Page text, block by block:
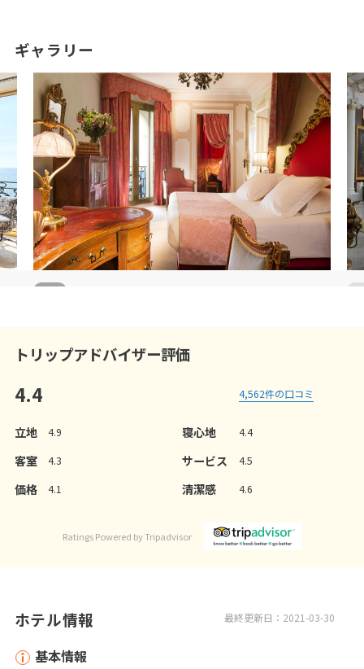
ギャラリー
トリップアドバイザー評価
4.4 4,562件の口コミ
立地 4.9 寝心地 4.4
客室 4.3 サービス 4.5
価格 4.1 清潔感 4.6
Ratings Powered by Tripadvisor
最終更新日：2021-03-30
ホテル情報
基本情報